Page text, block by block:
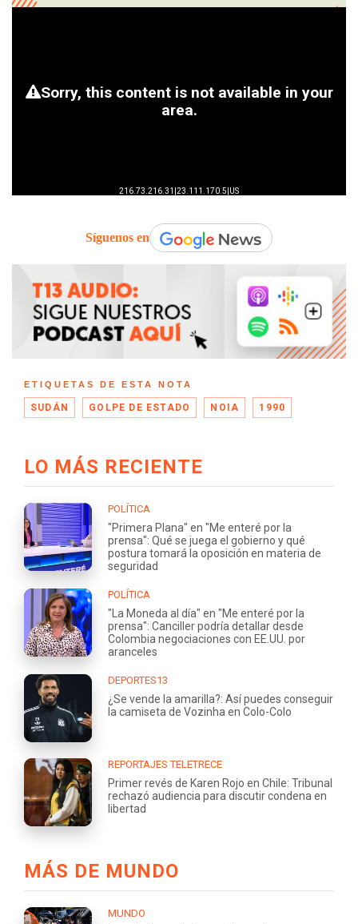
Síguenos en
ETIQUETAS DE ESTA NOTA
SUDÁN GOLPE DE ESTADO NOIA 1990
LO MÁS RECIENTE
POLÍTICA
"Primera Plana" en "Me enteré por la
prensa": Qué se juega el gobierno y qué
postura tomará la oposición en materia de
seguridad
POLÍTICA
"La Moneda al día" en "Me enteré por la
prensa": Canciller podría detallar desde
Colombia negociaciones con EE.UU. por
aranceles
DEPORTES13
¿Se vende la amarilla?: Así puedes conseguir
la camiseta de Vozinha en Colo-Colo
REPORTAJES TELETRECE
Primer revés de Karen Rojo en Chile: Tribunal
rechazó audiencia para discutir condena en
libertad
MÁS DE MUNDO
MUNDO